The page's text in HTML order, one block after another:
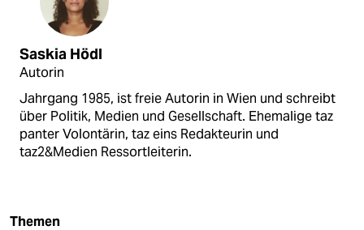
Saskia Hödl
Autorin
Jahrgang 1985, ist freie Autorin in Wien und schreibt
über Politik, Medien und Gesellschaft. Ehemalige taz
panter Volontärin, taz eins Redakteurin und
taz2&Medien Ressortleiterin.
Themen